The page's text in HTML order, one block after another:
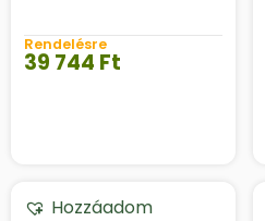
Rendelésre
39 744 Ft
Hozzáadom